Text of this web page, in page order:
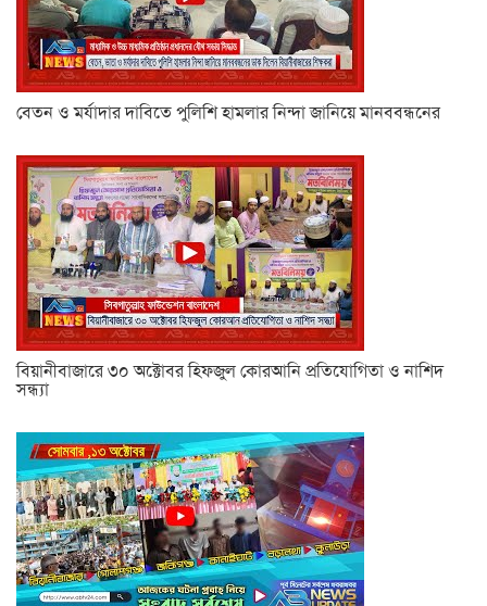
বেতন ও মর্যাদার দাবিতে পুলিশি হামলার নিন্দা জানিয়ে মানববন্ধনের
বিয়ানীবাজারে ৩০ অক্টোবর হিফজুল কোরআনি প্রতিযোগিতা ও নাশিদ
সন্ধ্যা